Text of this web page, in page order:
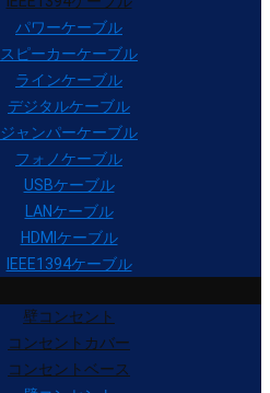
パワーケーブル
スピーカーケーブル
ラインケーブル
デジタルケーブル
ジャンパーケーブル
フォノケーブル
USBケーブル
LANケーブル
HDMIケーブル
IEEE1394ケーブル
壁コンセント
コンセントカバー
コンセントベース